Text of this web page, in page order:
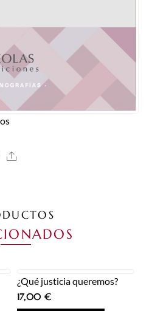
Share
¿Qué justicia queremos?
17,00 €